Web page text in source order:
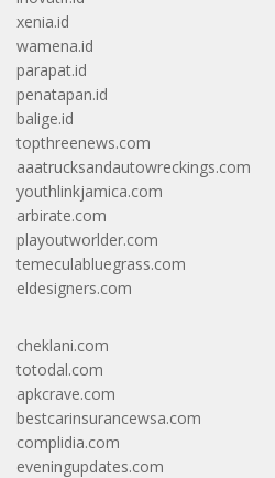
xenia.id
wamena.id
parapat.id
penatapan.id
balige.id
topthreenews.com
aaatrucksandautowreckings.com
youthlinkjamica.com
arbirate.com
playoutworlder.com
temeculabluegrass.com
eldesigners.com
cheklani.com
totodal.com
apkcrave.com
bestcarinsurancewsa.com
complidia.com
eveningupdates.com